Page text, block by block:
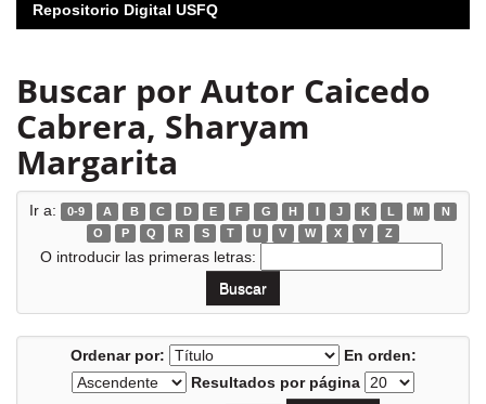
Repositorio Digital USFQ
Buscar por Autor Caicedo
Cabrera, Sharyam
Margarita
Ir a: 0-9 A B C D E F G H I J K L M
N
O
P Q R S T U V W X Y Z
O introducir las primeras letras:
Ordenar por:
En orden:
Resultados por página